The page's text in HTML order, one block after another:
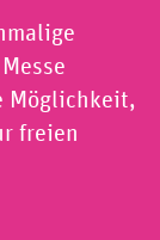
Möglichkeit,
freien